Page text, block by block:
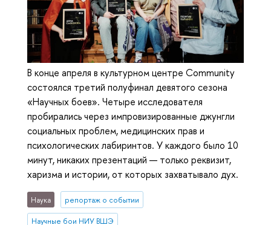
В конце апреля в культурном центре Community
состоялся третий полуфинал девятого сезона
«Научных боев». Четыре исследователя
пробирались через импровизированные джунгли
социальных проблем, медицинских прав и
психологических лабиринтов. У каждого было 10
минут, никаких презентаций — только реквизит,
харизма и истории, от которых захватывало дух.
Наука репортаж о событии
Научные бои НИУ ВШЭ